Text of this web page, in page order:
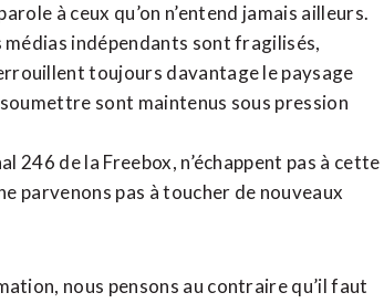
à ceux qu’on n’entend jamais ailleurs.
indépendants sont fragilisés,
toujours davantage le paysage
sont maintenus sous pression
246 de la Freebox, n’échappent pas à cette
parvenons pas à toucher de nouveaux
nous pensons au contraire qu’il faut